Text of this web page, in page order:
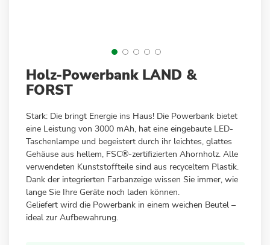
Anfang
der
springen
Holz-Powerbank LAND &
FORST
Stark: Die bringt Energie ins Haus! Die Powerbank bietet
eine Leistung von 3000 mAh, hat eine eingebaute LED-
Taschenlampe und begeistert durch ihr leichtes, glattes
Gehäuse aus hellem, FSC®-zertifizierten Ahornholz. Alle
verwendeten Kunststoffteile sind aus recyceltem Plastik.
Dank der integrierten Farbanzeige wissen Sie immer, wie
lange Sie Ihre Geräte noch laden können.
Geliefert wird die Powerbank in einem weichen Beutel –
ideal zur Aufbewahrung.